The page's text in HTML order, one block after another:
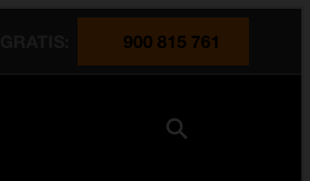
900 815 761